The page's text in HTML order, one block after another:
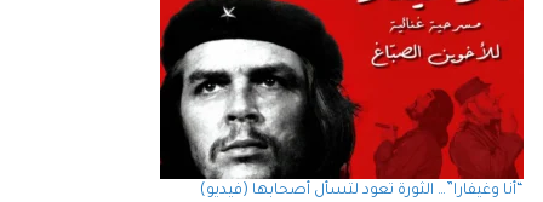
“أنا وغيفارا”… الثورة تعود لتسأل أصحابها (فيديو)